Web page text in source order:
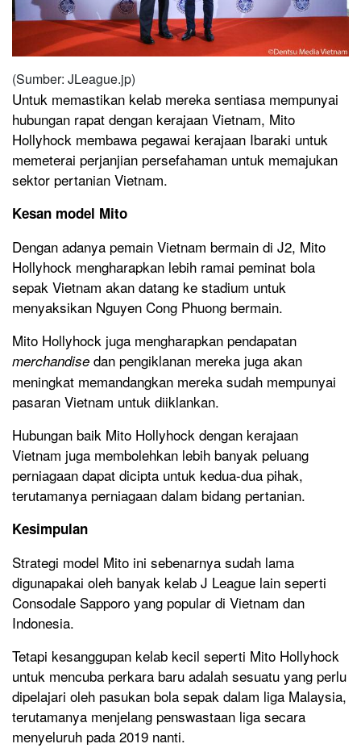
(Sumber: JLeague.jp)
Untuk memastikan kelab mereka sentiasa mempunyai
hubungan rapat dengan kerajaan Vietnam, Mito
Hollyhock membawa pegawai kerajaan Ibaraki untuk
memeterai perjanjian persefahaman untuk memajukan
sektor pertanian Vietnam.
Kesan model Mito
Dengan adanya pemain Vietnam bermain di J2, Mito
Hollyhock mengharapkan lebih ramai peminat bola
sepak Vietnam akan datang ke stadium untuk
menyaksikan Nguyen Cong Phuong bermain.
Mito Hollyhock juga mengharapkan pendapatan
merchandise dan pengiklanan mereka juga akan
meningkat memandangkan mereka sudah mempunyai
pasaran Vietnam untuk diiklankan.
Hubungan baik Mito Hollyhock dengan kerajaan
Vietnam juga membolehkan lebih banyak peluang
perniagaan dapat dicipta untuk kedua-dua pihak,
terutamanya perniagaan dalam bidang pertanian.
Kesimpulan
Strategi model Mito ini sebenarnya sudah lama
digunapakai oleh banyak kelab J League lain seperti
Consodale Sapporo yang popular di Vietnam dan
Indonesia.
Tetapi kesanggupan kelab kecil seperti Mito Hollyhock
untuk mencuba perkara baru adalah sesuatu yang perlu
dipelajari oleh pasukan bola sepak dalam liga Malaysia,
terutamanya menjelang penswastaan liga secara
menyeluruh pada 2019 nanti.